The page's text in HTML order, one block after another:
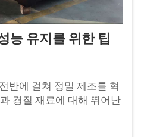
능 유지를 위한 팁
반에 걸쳐 정밀 제조를 혁
경질 재료에 대해 뛰어난
한 유지보수 절차가 준수
결과를 제공합니다...